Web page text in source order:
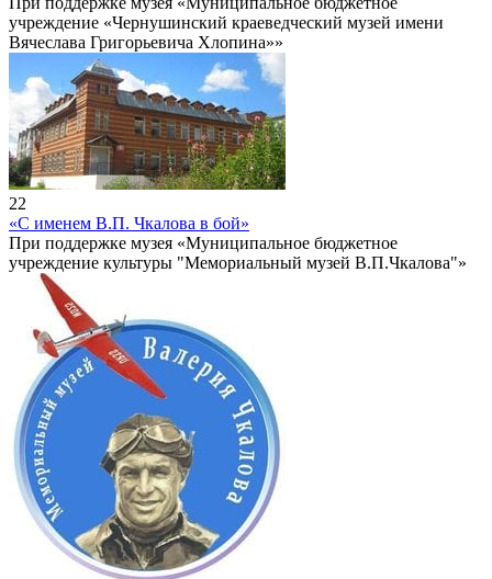
учреждение «Чернушинский краеведческий музей имени
Вячеслава Григорьевича Хлопина»»
22
«С именем В.П. Чкалова в бой»
При поддержке музея «Муниципальное бюджетное
учреждение культуры "Мемориальный музей В.П.Чкалова"»